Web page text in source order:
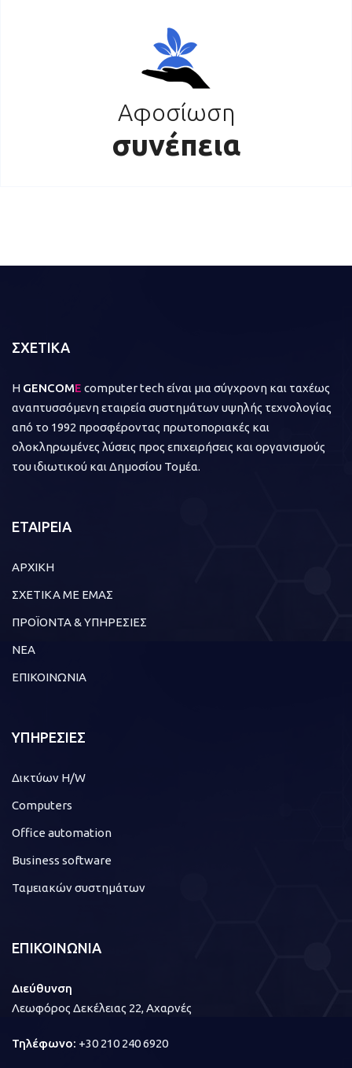
Αφοσίωση
συνέπεια
ΣΧΕΤΙΚΑ
Η GENCOME computer tech είναι μια σύγχρονη και ταχέως
αναπτυσσόμενη εταιρεία συστημάτων υψηλής τεχνολογίας
από το 1992 προσφέροντας πρωτοποριακές και
ολοκληρωμένες λύσεις προς επιχειρήσεις και οργανισμούς
του ιδιωτικού και Δημοσίου Τομέα.
ΕΤΑΙΡΕΙΑ
ΑΡΧΙΚΗ
ΣΧΕΤΙΚΑ ΜΕ ΕΜΑΣ
ΠΡΟΪΟΝΤΑ & ΥΠΗΡΕΣΙΕΣ
ΝΕΑ
ΕΠΙΚΟΙΝΩΝΙΑ
ΥΠΗΡΕΣΙΕΣ
Δικτύων H/W
Computers
Office automation
Business software
Ταμειακών συστημάτων
ΕΠΙΚΟΙΝΩΝΙΑ
Διεύθυνση
Λεωφόρος Δεκέλειας 22, Αχαρνές
Τηλέφωνο: +30 210 240 6920